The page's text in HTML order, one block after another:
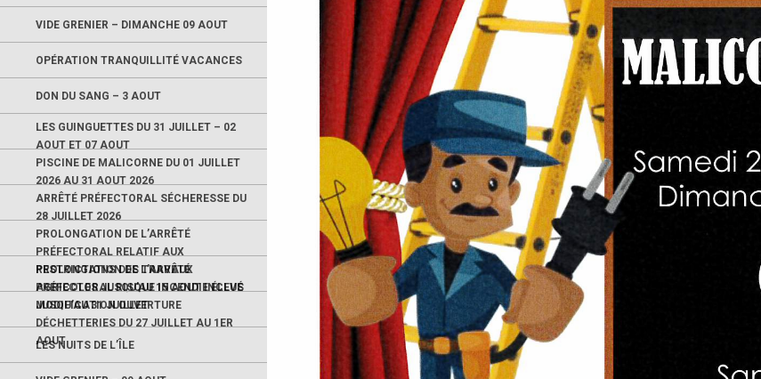
VIDE GRENIER – DIMANCHE 09 AOUT
OPÉRATION TRANQUILLITÉ VACANCES
DON DU SANG – 3 AOUT
LES GUINGUETTES DU 31 JUILLET – 02
AOUT ET 07 AOUT
PISCINE DE MALICORNE DU 01 JUILLET
2026 AU 31 AOUT 2026
ARRÊTÉ PRÉFECTORAL SÉCHERESSE DU
28 JUILLET 2026
PROLONGATION DE L’ARRÊTÉ
PRÉFECTORAL RELATIF AUX
RESTRICTIONS DES TRAVAUX
AGRICOLES JUSQU’AU 15 AOUT INCLUS
PROLONGATION DE L’ARRÊTÉ
PRÉFECTORAL RISQUE INCENDIE ÉLEVÉ
JUSQU’AU 31 JUILLET
MODIFICATION OUVERTURE
DÉCHETTERIES DU 27 JUILLET AU 1ER
AOUT
LES NUITS DE L’ÎLE